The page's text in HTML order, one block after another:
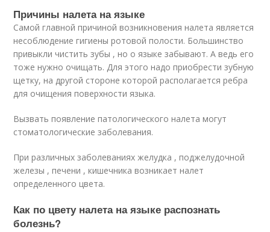
Причины налета на языке
Самой главной причиной возникновения налета является
несоблюдение гигиены ротовой полости. Большинство
привыкли чистить зубы , но о языке забывают. А ведь его
тоже нужно очищать. Для этого надо приобрести зубную
щетку, на другой стороне которой располагается ребра
для очищения поверхности языка.
Вызвать появление патологического налета могут
стоматологические заболевания.
При различных заболеваниях желудка , поджелудочной
железы , печени , кишечника возникает налет
определенного цвета.
Как по цвету налета на языке распознать
болезнь?